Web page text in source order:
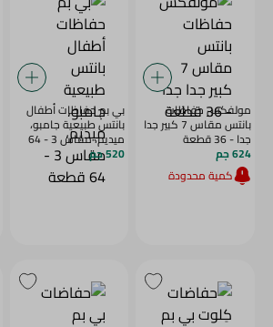
مولفكس حفاظات
بانتس مقاس 7 كبير جدا
جدا - 36 قطعة
624 جم
كمية محدودة
بي بم حفاظات أطفال
بانتس طبيعية جامبو،
ميديم، مقاس 3 - 64
قطعة
520 جم